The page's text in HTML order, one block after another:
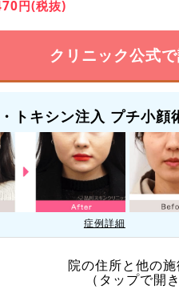
円(税抜)
クリニック公式
トキシン注入 プチ小顔
症例詳細
院の住所と他の
（タップで開